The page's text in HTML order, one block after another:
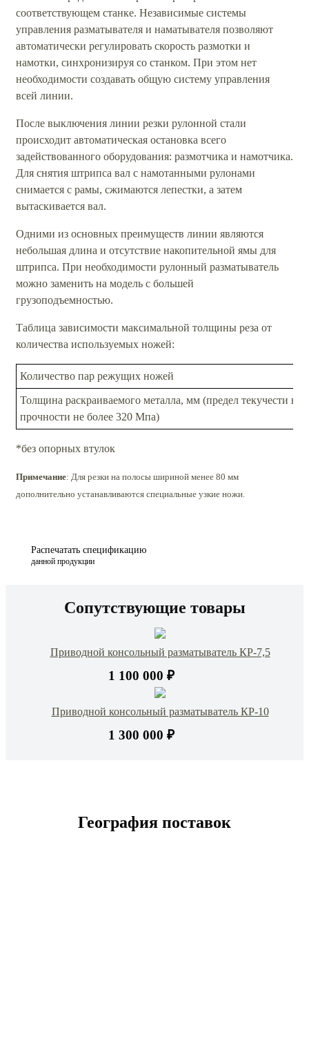
соответствующем станке. Независимые системы
управления разматывателя и наматывателя позволяют
автоматически регулировать скорость размотки и
намотки, синхронизируя со станком. При этом нет
необходимости создавать общую систему управления
всей линии.
После выключения линии резки рулонной стали
происходит автоматическая остановка всего
задействованного оборудования: размотчика и намотчика.
Для снятия штрипса вал с намотанными рулонами
снимается с рамы, сжимаются лепестки, а затем
вытаскивается вал.
Одними из основных преимуществ линии являются
небольшая длина и отсутствие накопительной ямы для
штрипса. При необходимости рулонный разматыватель
можно заменить на модель с большей
грузоподъемностью.
Таблица зависимости максимальной толщины реза от
количества используемых ножей:
Количество пар режущих ножей
Толщина раскраиваемого металла, мм (предел текучести не
прочности не более 320 Мпа)
*без опорных втулок
Примечание: Для резки на полосы шириной менее 80 мм
дополнительно устанавливаются специальные узкие ножи.
Распечатать спецификацию
данной продукции
Сопутствующие товары
Приводной консольный разматыватель КР-7,5
1 100 000 ₽
Приводной консольный разматыватель КР-10
1 300 000 ₽
География поставок